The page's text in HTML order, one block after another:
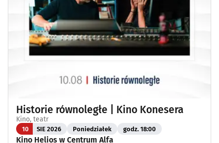
Historie równoległe | Kino Konesera
Kino, teatr
10 SIE 2026 Poniedziałek godz. 18:00
Kino Helios w Centrum Alfa